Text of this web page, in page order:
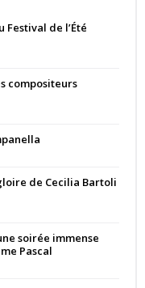
de l’Été
compositeurs
de Cecilia Bartoli
soirée immense
Pascal